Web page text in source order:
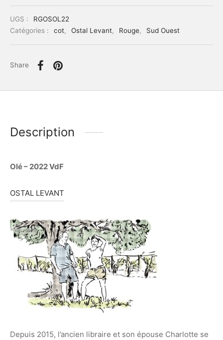
UGS :
RGOSOL22
Catégories :
cot, Ostal Levant, Rouge, Sud Ouest
Share
Description
Olé – 2022 VdF
OSTAL LEVANT
Depuis 2015, l’ancien libraire et son épouse Charlotte se